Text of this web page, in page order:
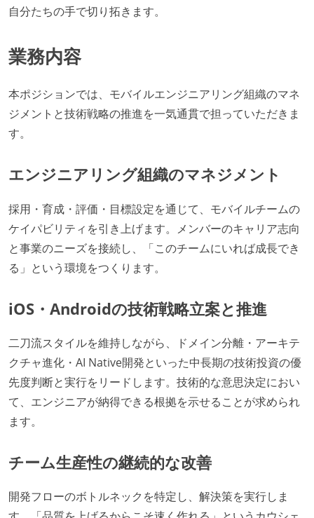
自分たちの手で切り拓きます。
業務内容
本ポジションでは、モバイルエンジニアリング組織のマネ
ジメントと技術戦略の推進を一気通貫で担っていただきま
す。
エンジニアリング組織のマネジメント
採用・育成・評価・目標設定を通じて、モバイルチームの
ケイパビリティを引き上げます。メンバーのキャリア志向
と事業のニーズを接続し、「このチームにいれば成長でき
る」という環境をつくります。
iOS・Androidの技術戦略立案と推進
二刀流スタイルを維持しながら、ドメイン分離・アーキテ
クチャ進化・AI Native開発といった中長期の技術投資の優
先度判断と実行をリードします。技術的な意思決定におい
て、エンジニアが納得できる根拠を示せることが求められ
ます。
チーム生産性の継続的な改善
開発フローのボトルネックを特定し、解決策を実行しま